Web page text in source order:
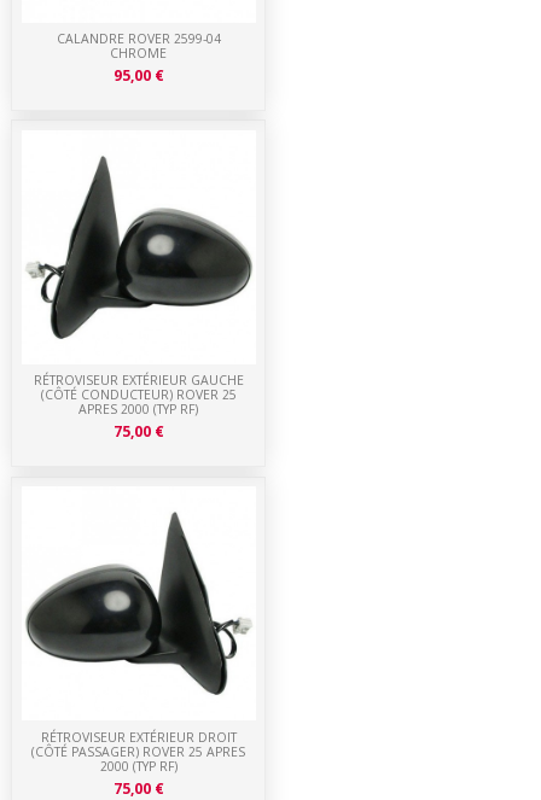
RÉTROVISEUR EXTÉRIEUR DROIT
(CÔTÉ PASSAGER) ROVER 25 APRES
2000 (TYP RF)
75,00 €
RÉTROVISEUR EXTÉRIEUR GAUCHE
(CÔTÉ CONDUCTEUR) ROVER 25
APRES 2000 (TYP RF)
75,00 €
CALANDRE ROVER 2599-04
CHROME
95,00 €